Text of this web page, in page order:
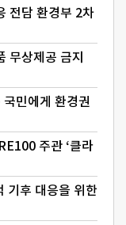
전담 환경부 2차
무상제공 금지
민에게 환경권
주관 ‘클라
기후 대응을 위한